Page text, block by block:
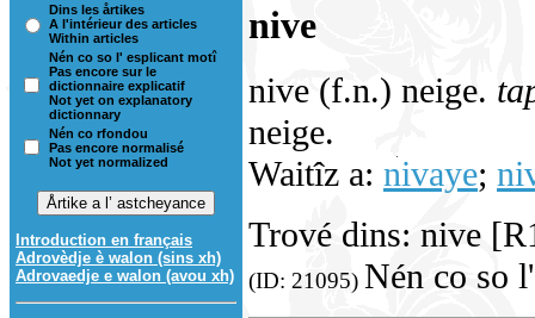
Dins les årtikes
A l'intérieur des articles
Within articles
Nén co so l' esplicant motî
Pas encore sur le
dictionnaire explicatif
Not yet on explanatory
dictionnary
Nén co rfondou
Pas encore normalisé
Not yet normalized
Introduction en français
Adrovèdje è walon (sins xh)
Adrovaedje e walon (avou xh)
nive
nive (f.n.) neige.
neige.
Waitîz a: nivaye;
Trové dins: nive
(ID: 21095) Nén co so